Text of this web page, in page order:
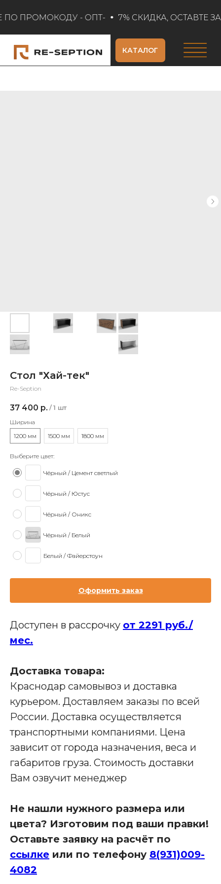
ПО ПРОМОКОДУ - ОПТ- 7% СКИДКА, ОСТАВТЕ
КАТАЛОГ
Стол "Хай-тек"
Re-Seption
37 400 р. / 1 шт
Ширина
1200 мм
1500 мм 1800 мм
Выберите цвет:
Чёрный / Цемент светлый
Чёрный / Юстус
Чёрный / Оникс
Чёрный / Белый
Белый / Файерстоун
Оформить заказ
Доступен в рассрочку от 2291 руб./
мес.
Доставка товара:
Краснодар самовывоз и доставка
курьером. Доставляем заказы по всей
России. Доставка осуществляется
транспортными компаниями. Цена
зависит от города назначения, веса и
габаритов груза. Стоимость доставки
Вам озвучит менеджер
Не нашли нужного размера или
цвета? Изготовим под ваши правки!
Оставьте заявку на расчёт по
ссылке или по телефону 8(931)009-
4082
Яндекс Карты
Яндекс Карты — транспорт, навигация, поиск мест
Производство мебели для бизнеса
Наши адреса:
Офис в Краснодаре:
г. Краснодар, улица Шоссе Нефтяников, д. 28,
ТЦ Ньютон, 2 этаж, кабинет 42
Связаться с нами:
info@re-
seption.com
Заказать звонок